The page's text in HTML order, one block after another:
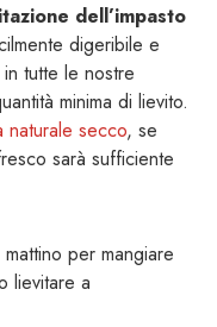
dell’impasto
digeribile e
tutte le nostre
minima di lievito.
naturale secco, se
sarà sufficiente
per mangiare
lievitare a